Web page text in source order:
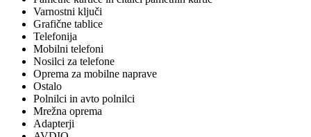
Varnostni ključi
Grafične tablice
Telefonija
Mobilni telefoni
Nosilci za telefone
Oprema za mobilne naprave
Ostalo
Polnilci in avto polnilci
Mrežna oprema
Adapterji